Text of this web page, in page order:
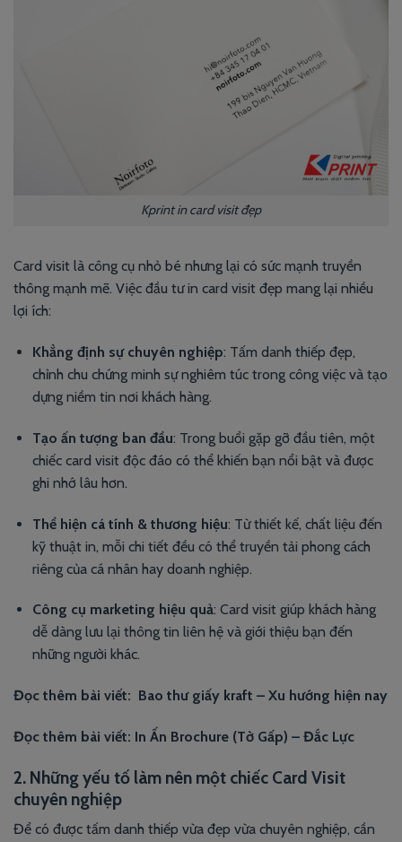
Kprint in card visit đẹp
Card visit là công cụ nhỏ bé nhưng lại có sức mạnh truyền
thông mạnh mẽ. Việc đầu tư in card visit đẹp mang lại nhiều
lợi ích:
Khẳng định sự chuyên nghiệp: Tấm danh thiếp đẹp,
chỉnh chu chứng minh sự nghiêm túc trong công việc và tạo
dựng niềm tin nơi khách hàng.
Tạo ấn tượng ban đầu: Trong buổi gặp gỡ đầu tiên, một
chiếc card visit độc đáo có thể khiến bạn nổi bật và được
ghi nhớ lâu hơn.
Thể hiện cá tính & thương hiệu: Từ thiết kế, chất liệu đến
kỹ thuật in, mỗi chi tiết đều có thể truyền tải phong cách
riêng của cá nhân hay doanh nghiệp.
Công cụ marketing hiệu quả: Card visit giúp khách hàng
dễ dàng lưu lại thông tin liên hệ và giới thiệu bạn đến
những người khác.
Đọc thêm bài viết: Bao thư giấy kraft – Xu hướng hiện nay
Đọc thêm bài viết: In Ấn Brochure (Tờ Gấp) – Đắc Lực
2. Những yếu tố làm nên một chiếc Card Visit
chuyên nghiệp
Để có được tấm danh thiếp vừa đẹp vừa chuyên nghiệp, cần